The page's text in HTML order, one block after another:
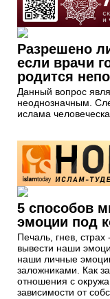
Разрешено
если врачи
родится
Данный вопрос
неоднозначным.
ислама
5 способов
эмоции под
Печаль, гнев,
вывести наши
наши личные
заложниками. Как
отношения с
зависимости от